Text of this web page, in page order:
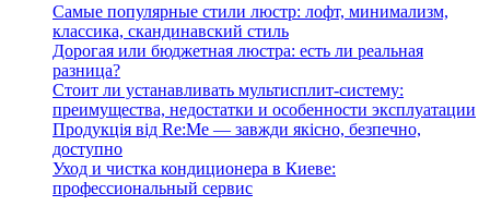
Самые популярные стили люстр: лофт, минимализм,
классика, скандинавский стиль
Дорогая или бюджетная люстра: есть ли реальная
разница?
Стоит ли устанавливать мультисплит-систему:
преимущества, недостатки и особенности эксплуатации
Продукція від Re:Me — завжди якісно, безпечно,
доступно
Уход и чистка кондиционера в Киеве:
профессиональный сервис